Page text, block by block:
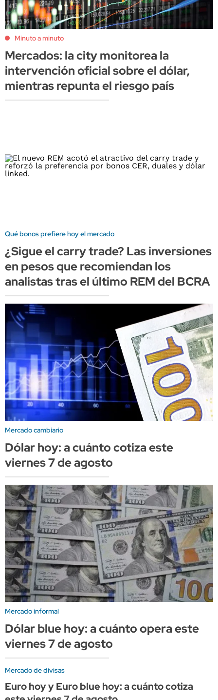
Minuto a minuto
Mercados: la city monitorea la
intervención oficial sobre el dólar,
mientras repunta el riesgo país
Qué bonos prefiere hoy el mercado
¿Sigue el carry trade? Las inversiones
en pesos que recomiendan los
analistas tras el último REM del BCRA
Mercado cambiario
Dólar hoy: a cuánto cotiza este
viernes 7 de agosto
Mercado informal
Dólar blue hoy: a cuánto opera este
viernes 7 de agosto
Mercado de divisas
Euro hoy y Euro blue hoy: a cuánto cotiza